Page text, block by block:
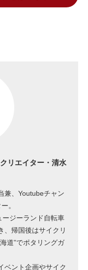
リエイター・清水
兼、Youtubeチャン
。
ジーランド自転車
、帰国後はサイクリ
道”でポタリングガ
ベント企画やサイク